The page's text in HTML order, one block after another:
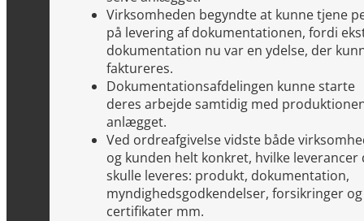
Virksomheden begyndte at kunne tjene
på levering af dokumentationen, fordi
dokumentation nu var en ydelse, der
faktureres.
Dokumentationsafdelingen kunne starte
deres arbejde samtidig med
anlægget.
Ved ordreafgivelse vidste både
og kunden helt konkret, hvilke leverancer
skulle leveres: produkt, dokumentation,
myndighedsgodkendelser, forsikringer og
certifikater mm.